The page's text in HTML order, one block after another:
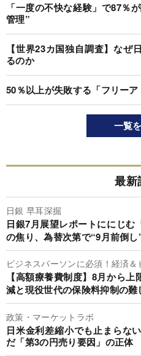
「一度の不快な経験」で87
管理”
【世界23カ国独自調査】な
るのか
50％以上が失敗する「フリー
一覧
最新
日銀 早耳深掘
日銀7月展望レポートににじ
の焦り、為替次第で“9月前倒し
ビジネスパーソンに必須！経済
【高額療養費制度】8月から
減と現役世代の保険料抑制の難
政策・マーケットラボ
日米金利差縮小でも止まらな
だ「第3の円売り要因」の正体